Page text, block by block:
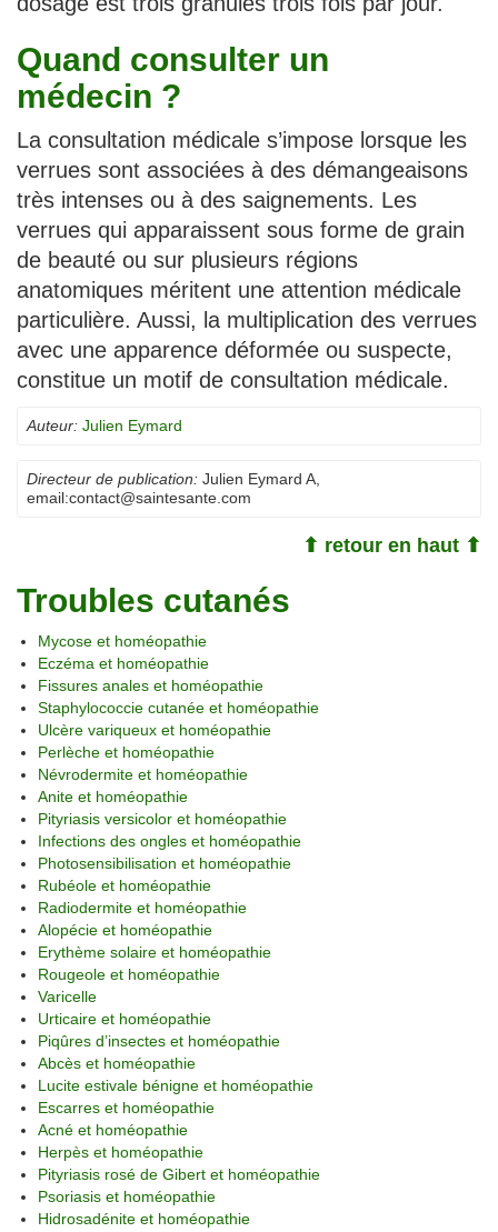
Quand consulter un
médecin ?
La consultation médicale s’impose lorsque les
verrues sont associées à des démangeaisons
très intenses ou à des saignements. Les
verrues qui apparaissent sous forme de grain
de beauté ou sur plusieurs régions
anatomiques méritent une attention médicale
particulière. Aussi, la multiplication des verrues
avec une apparence déformée ou suspecte,
constitue un motif de consultation médicale.
Auteur: Julien Eymard
Directeur de publication: Julien Eymard A
email:contact@saintesante.com
⬆ retour en haut ⬆
Troubles cutanés
Mycose et homéopathie
Eczéma et homéopathie
Fissures anales et homéopathie
Staphylococcie cutanée et homéopathie
Ulcère variqueux et homéopathie
Perlèche et homéopathie
Névrodermite et homéopathie
Anite et homéopathie
Pityriasis versicolor et homéopathie
Infections des ongles et homéopathie
Photosensibilisation et homéopathie
Rubéole et homéopathie
Radiodermite et homéopathie
Alopécie et homéopathie
Erythème solaire et homéopathie
Rougeole et homéopathie
Varicelle
Urticaire et homéopathie
Piqûres d’insectes et homéopathie
Abcès et homéopathie
Lucite estivale bénigne et homéopathie
Escarres et homéopathie
Acné et homéopathie
Herpès et homéopathie
Pityriasis rosé de Gibert et homéopathie
Psoriasis et homéopathie
Hidrosadénite et homéopathie